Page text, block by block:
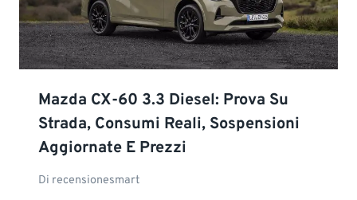
Mazda CX-60 3.3 Diesel: Prova Su
Strada, Consumi Reali, Sospensioni
Aggiornate E Prezzi
Di recensionesmart